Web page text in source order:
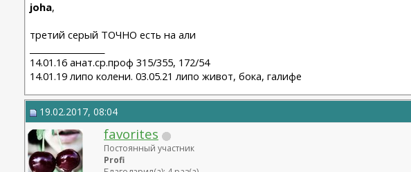
joha,
третий серый ТОЧНО есть на али
14.01.16 анат.ср.проф 315/355, 172/54
14.01.19 липо колени. 03.05.21 липо живот, бока, галифе
19.02.2017, 08:04
favorites
Постоянный участник
Profi